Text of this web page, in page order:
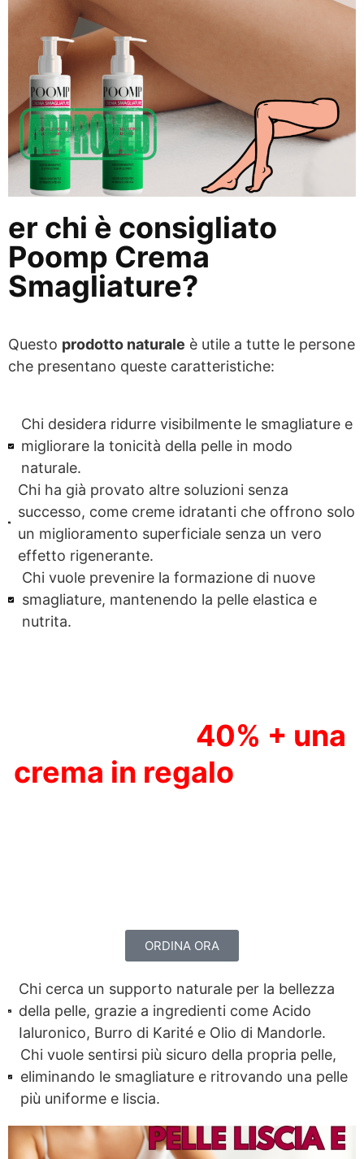
er chi è consigliato
Poomp Crema
Smagliature?
Questo prodotto naturale è utile a tutte le persone
che presentano queste caratteristiche:
Chi desidera ridurre visibilmente le smagliature e
migliorare la tonicità della pelle in modo
naturale.
Chi ha già provato altre soluzioni senza
successo, come creme idratanti che offrono solo
un miglioramento superficiale senza un vero
effetto rigenerante.
Chi vuole prevenire la formazione di nuove
smagliature, mantenendo la pelle elastica e
nutrita.
40% + una
crema in regalo
ORDINA ORA
Chi cerca un supporto naturale per la bellezza
della pelle, grazie a ingredienti come Acido
Ialuronico, Burro di Karité e Olio di Mandorle.
Chi vuole sentirsi più sicuro della propria pelle,
eliminando le smagliature e ritrovando una pelle
più uniforme e liscia.